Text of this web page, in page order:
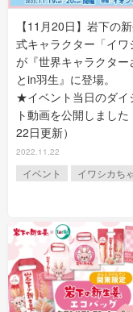
【11月20日】岩下の
式キャラクター「イワ
が『世界キャラクター
とin羽生』に登場。
★イベント当日のダイ
ト動画を公開しました
22日更新）
2022.11.22
イベント イワシカち